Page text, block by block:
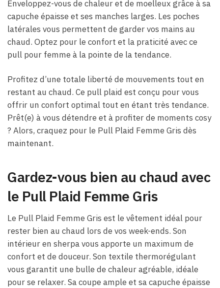
Enveloppez-vous de chaleur et de moelleux grâce à sa
capuche épaisse et ses manches larges. Les poches
latérales vous permettent de garder vos mains au
chaud. Optez pour le confort et la praticité avec ce
pull pour femme à la pointe de la tendance.
Profitez d’une totale liberté de mouvements tout en
restant au chaud. Ce pull plaid est conçu pour vous
offrir un confort optimal tout en étant très tendance.
Prêt(e) à vous détendre et à profiter de moments cosy
? Alors, craquez pour le Pull Plaid Femme Gris dès
maintenant.
Gardez-vous bien au chaud avec
le Pull Plaid Femme Gris
Le Pull Plaid Femme Gris est le vêtement idéal pour
rester bien au chaud lors de vos week-ends. Son
intérieur en sherpa vous apporte un maximum de
confort et de douceur. Son textile thermorégulant
vous garantit une bulle de chaleur agréable, idéale
pour se relaxer. Sa coupe ample et sa capuche épaisse